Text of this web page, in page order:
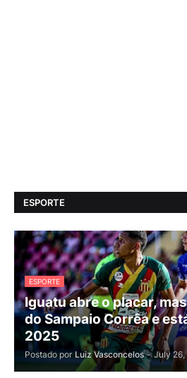
ESPORTE
ESPORTE
Iguatu abre o placar,
do Sampaio Corrêa e
2025
Postado por Luiz Vasconcelos - July 26,